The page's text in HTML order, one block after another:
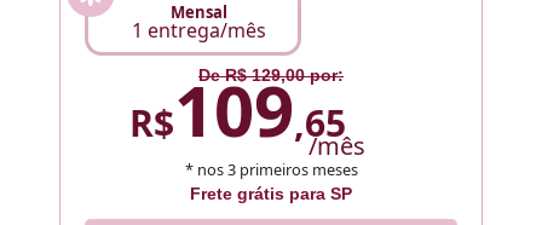
Mensal
1 entrega/mês
De R$ 129,00 por:
R$109,65
/mês
* nos 3 primeiros meses
Frete grátis para SP